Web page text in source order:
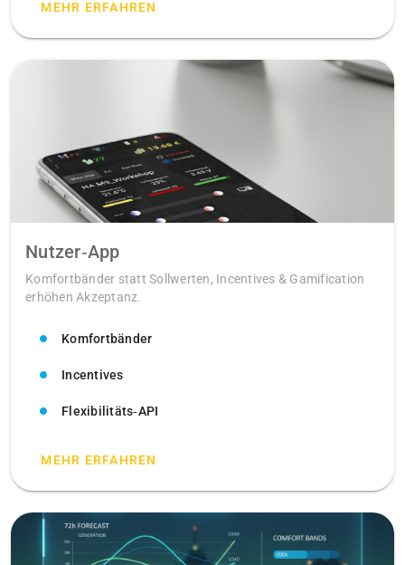
MEHR ERFAHREN
Nutzer‑App
Komfortbänder statt Sollwerten, Incentives & Gamification
erhöhen Akzeptanz.
Komfortbänder
Incentives
Flexibilitäts‑API
MEHR ERFAHREN